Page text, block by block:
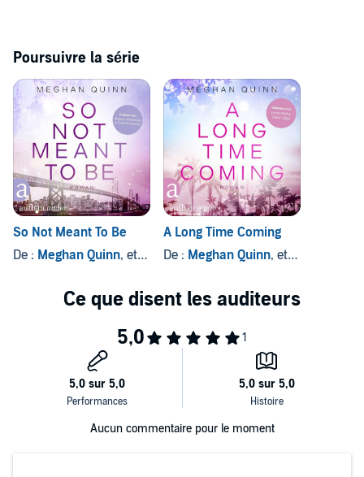
Poursuivre la série
So Not Meant To Be
De : Meghan Quinn, et autres
A Long Time Coming
De : Meghan Quinn, et autres
Aucun commentaire pour le moment